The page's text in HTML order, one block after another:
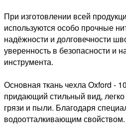
При изготовлении всей
используются особо прочные
надёжности и долговечности
уверенность в безопасности и
инструмента.
Основная ткань чехла Oxford -
придающий стильный вид, легко
грязи и пыли. Благодаря
водоотталкивающим свойством.